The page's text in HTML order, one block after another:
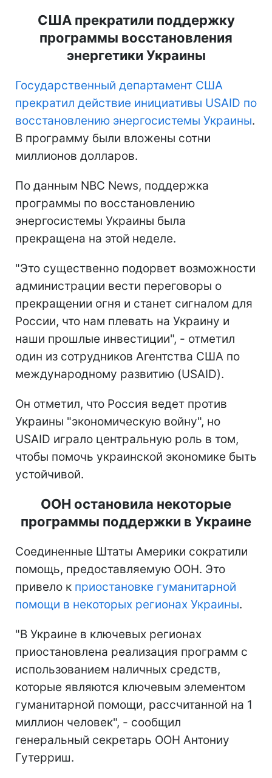
США прекратили поддержку
программы восстановления
энергетики Украины
Государственный департамент США
прекратил действие инициативы USAID по
восстановлению энергосистемы Украины.
В программу были вложены сотни
миллионов долларов.
По данным NBC News, поддержка
программы по восстановлению
энергосистемы Украины была
прекращена на этой неделе.
"Это существенно подорвет возможности
администрации вести переговоры о
прекращении огня и станет сигналом для
России, что нам плевать на Украину и
наши прошлые инвестиции", - отметил
один из сотрудников Агентства США по
международному развитию (USAID).
Он отметил, что Россия ведет против
Украины "экономическую войну", но
USAID играло центральную роль в том,
чтобы помочь украинской экономике быть
устойчивой.
ООН остановила некоторые
программы поддержки в Украине
Соединенные Штаты Америки сократили
помощь, предоставляемую ООН. Это
привело к приостановке гуманитарной
помощи в некоторых регионах Украины.
"В Украине в ключевых регионах
приостановлена реализация программ с
использованием наличных средств,
которые являются ключевым элементом
гуманитарной помощи, рассчитанной на 1
миллион человек", - сообщил
генеральный секретарь ООН Антониу
Гутерриш.